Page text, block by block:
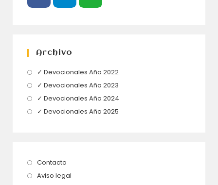
Archivo
✓ Devocionales Año 2022Se
✓ Devocionales Año 2023
abre
✓ Devocionales Año 2024
✓ Devocionales Año 2025
Contacto
abre
Aviso legal